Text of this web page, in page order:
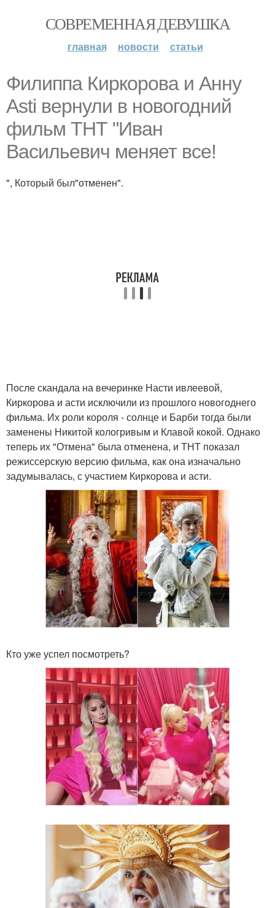
СОВРЕМЕННАЯ ДЕВУШКА
главная новости статьи
Филиппа Киркорова и Анну
Asti вернули в новогодний
фильм ТНТ "Иван
Васильевич меняет все!
", Который был"отменен".
После скандала на вечеринке Насти ивлеевой,
Киркорова и асти исключили из прошлого новогоднего
фильма. Их роли короля - солнце и Барби тогда были
заменены Никитой кологривым и Клавой кокой. Однако
теперь их "Отмена" была отменена, и ТНТ показал
режиссерскую версию фильма, как она изначально
задумывалась, с участием Киркорова и асти.
Кто уже успел посмотреть?